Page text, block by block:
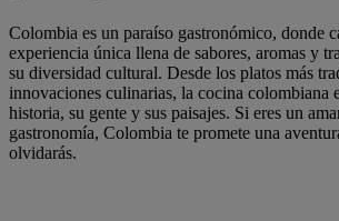
Colombia es un paraíso gastronómico, donde
experiencia única llena de sabores, aromas y
su diversidad cultural. Desde los platos más
innovaciones culinarias, la cocina colombiana
historia, su gente y sus paisajes. Si eres un
gastronomía, Colombia te promete una
olvidarás.